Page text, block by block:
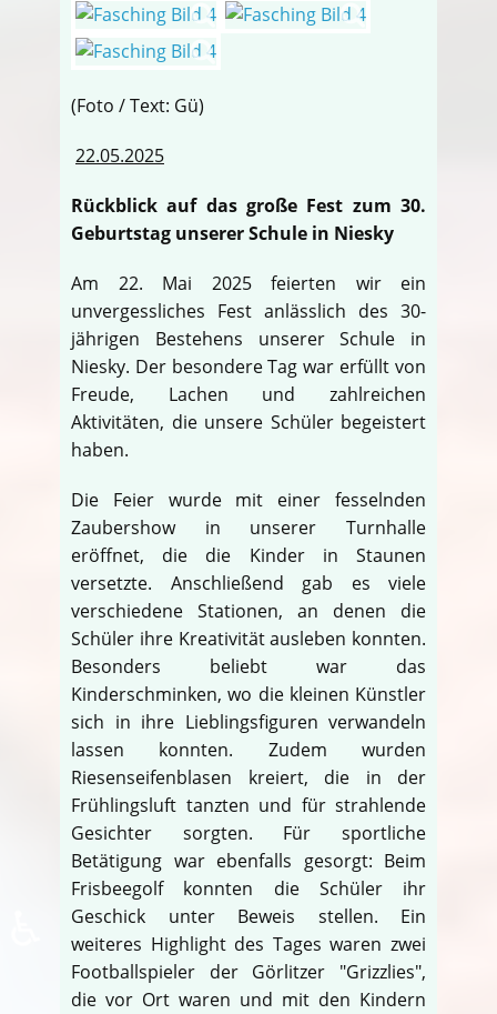
(Foto / Text: Gü)
22.05.2025
Rückblick auf das große Fest zum 30.
Geburtstag unserer Schule in Niesky
Am 22. Mai 2025 feierten wir ein
unvergessliches Fest anlässlich des 30-
jährigen Bestehens unserer Schule in
Niesky. Der besondere Tag war erfüllt von
Freude, Lachen und zahlreichen
Aktivitäten, die unsere Schüler begeistert
haben.
Die Feier wurde mit einer fesselnden
Zaubershow in unserer Turnhalle
eröffnet, die die Kinder in Staunen
versetzte. Anschließend gab es viele
verschiedene Stationen, an denen die
Schüler ihre Kreativität ausleben konnten.
Besonders beliebt war das
Kinderschminken, wo die kleinen Künstler
sich in ihre Lieblingsfiguren verwandeln
lassen konnten. Zudem wurden
Riesenseifenblasen kreiert, die in der
Frühlingsluft tanzten und für strahlende
Gesichter sorgten. Für sportliche
Betätigung war ebenfalls gesorgt: Beim
Frisbeegolf konnten die Schüler ihr
Geschick unter Beweis stellen. Ein
weiteres Highlight des Tages waren zwei
Footballspieler der Görlitzer "Grizzlies",
die vor Ort waren und mit den Kindern